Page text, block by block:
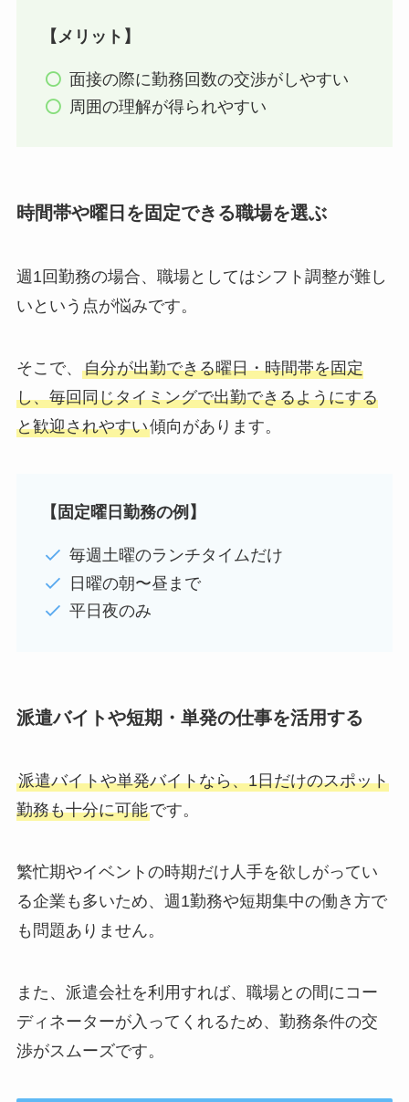
【メリット】
面接の際に勤務回数の交渉がしやすい
周囲の理解が得られやすい
時間帯や曜日を固定できる職場を選ぶ
週1回勤務の場合、職場としてはシフト調整が難し
いという点が悩みです。
そこで、 自分が出勤できる曜日・時間帯を固定
し、毎回同じタイミングで出勤できるようにする
と歓迎されやすい傾向があります。
【固定曜日勤務の例】
毎週土曜のランチタイムだけ
日曜の朝〜昼まで
平日夜のみ
派遣バイトや短期・単発の仕事を活用する
派遣バイトや単発バイトなら、1日だけのスポット
勤務も十分に可能です。
繁忙期やイベントの時期だけ人手を欲しがってい
る企業も多いため、週1勤務や短期集中の働き方で
も問題ありません。
また、派遣会社を利用すれば、職場との間にコー
ディネーターが入ってくれるため、勤務条件の交
渉がスムーズです。